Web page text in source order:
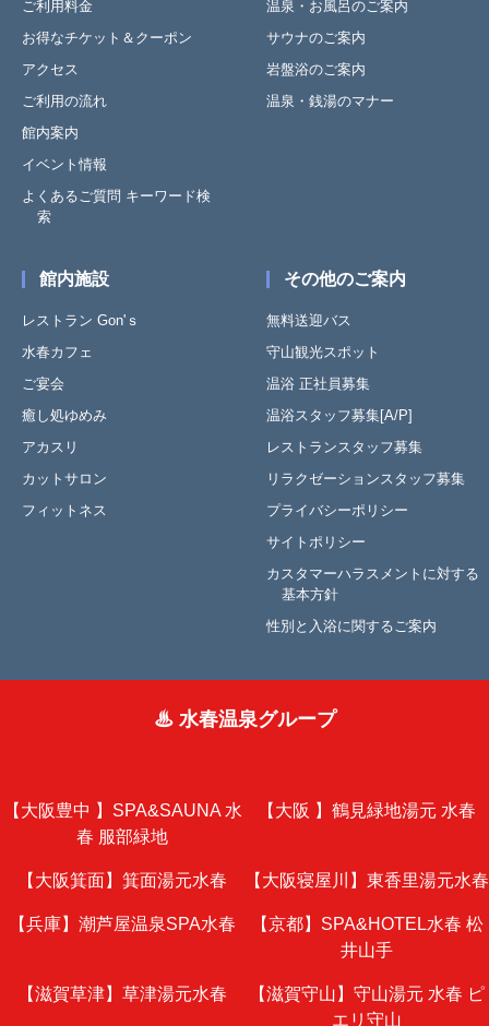
ご利用料金
お得なチケット＆クーポン
アクセス
ご利用の流れ
館内案内
イベント情報
よくあるご質問 キーワード検
索
温泉・お風呂のご案内
サウナのご案内
岩盤浴のご案内
温泉・銭湯のマナー
館内施設
レストラン Gon'ｓ
水春カフェ
ご宴会
癒し処ゆめみ
アカスリ
カットサロン
フィットネス
その他のご案内
無料送迎バス
守山観光スポット
温浴 正社員募集
温浴スタッフ募集[A/P]
レストランスタッフ募集
リラクゼーションスタッフ募集
プライバシーポリシー
サイトポリシー
カスタマーハラスメントに対する
基本方針
性別と入浴に関するご案内
♨ 水春温泉グループ
【大阪豊中 】 SPA&SAUNA 水
春 服部緑地
【大阪 】 鶴見緑地湯元 水春
【大阪箕面】 箕面湯元水春 【大阪寝屋川】 東香里湯元水春
【兵庫】 潮芦屋温泉SPA水春 【京都】 SPA&HOTEL水春 松
井山手
【滋賀草津】 草津湯元水春 【滋賀守山】 守山湯元 水春 ピ
エリ守山